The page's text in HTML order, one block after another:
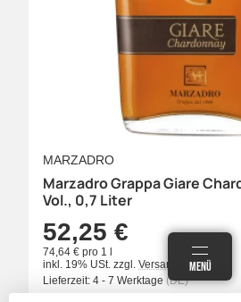
MARZADRO
Marzadro Grappa Giare
Vol., 0,7 Liter
52,25 €
74,64 € pro 1 l
inkl. 19% USt. zzgl. Versand
Lieferzeit: 4 - 7 Werktage (DE)
ANMELDEN MENÜ